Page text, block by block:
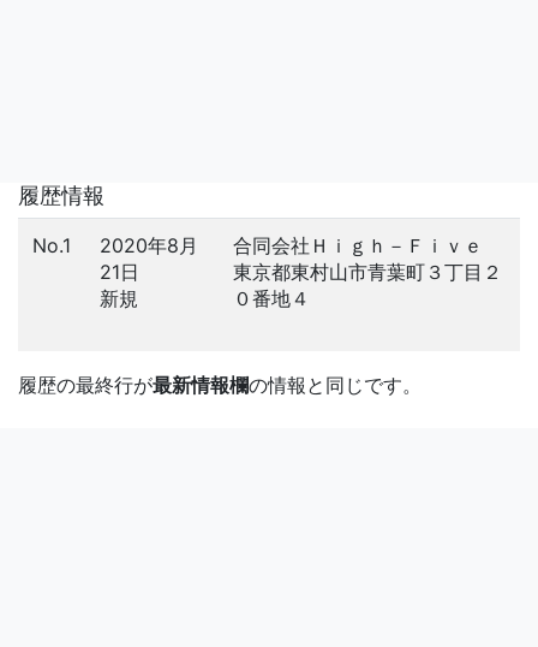
履歴情報
No.1
2020年8月
21日
新規
合同会社Ｈｉｇｈ－Ｆｉｖｅ
東京都東村山市青葉町３丁目２
０番地４
履歴の最終行が最新情報欄の情報と同じです。